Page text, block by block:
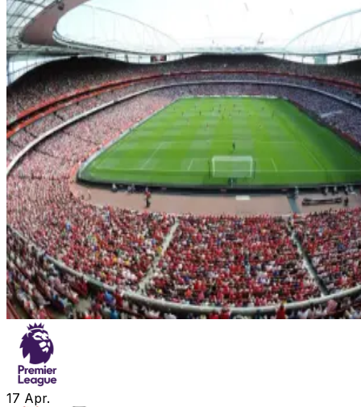
17 Apr.